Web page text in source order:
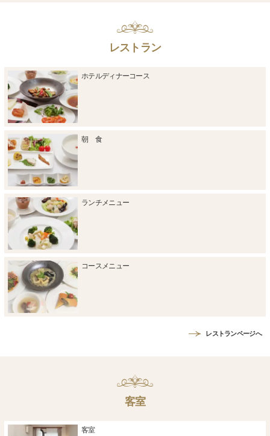
レストラン
ホテルディナーコース
朝 食
ランチメニュー
コースメニュー
レストランページへ
客室
客室